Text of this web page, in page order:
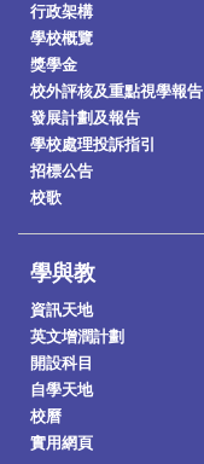
行政架構
學校概覽
獎學金
校外評核及重點視學報告
發展計劃及報告
學校處理投訴指引
招標公告
校歌
學與教
資訊天地
英文增潤計劃
開設科目
自學天地
校曆
實用網頁